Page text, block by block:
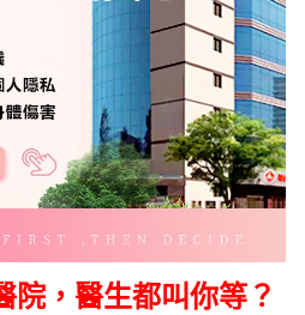
院，醫生都叫你等？